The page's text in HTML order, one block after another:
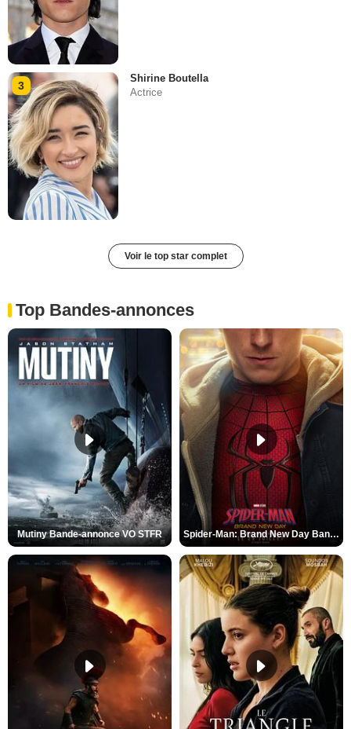
3
Shirine Boutella
Actrice
Voir le top star complet
Top Bandes-annonces
Mutiny Bande-annonce VO STFR Spider-Man: Brand New Day Bande-annonce VO STFR